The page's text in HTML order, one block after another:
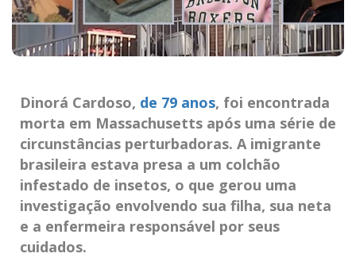
Dinorá Cardoso, de 79 anos,​ foi encontrada
morta em Massachusetts após uma série de
circunstâncias perturbadoras. A imigrante
⁣brasileira estava presa a um colchão
⁣infestado de insetos, o que gerou uma
investigação envolvendo sua filha, sua neta
e a enfermeira responsável por seus
‍cuidados.